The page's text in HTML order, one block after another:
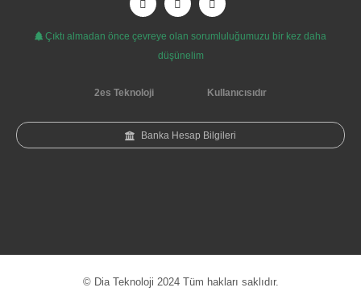
Çıktı almadan önce çevreye olan sorumluluğumuzu bir kez daha
düşünelim
2es Teknoloji Kullanıcısıdır
Banka Hesap Bilgileri
© Dia Teknoloji 2024 Tüm hakları saklıdır.